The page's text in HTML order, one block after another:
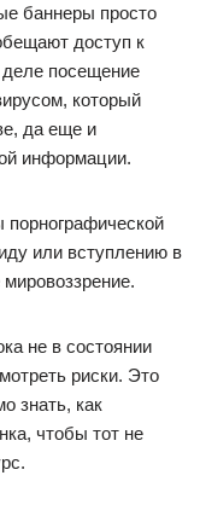
баннеры просто
доступ к
посещение
который
да еще и
информации.
или вступлению в
не в состоянии
риски. Это
знать, как
чтобы тот не